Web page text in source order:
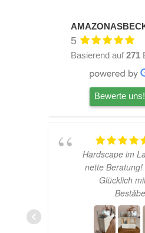
5
Basierend auf 271
Bewerte uns!
Hardscape im
nette
Glücklich